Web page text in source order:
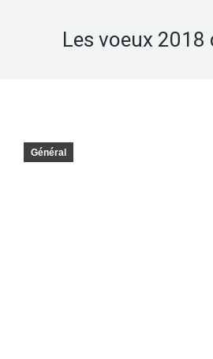
Les voeux 2018
Général